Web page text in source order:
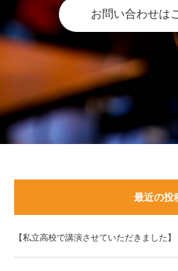
お問い合わせは
最近の投
【私立高校で講演させていただきました】